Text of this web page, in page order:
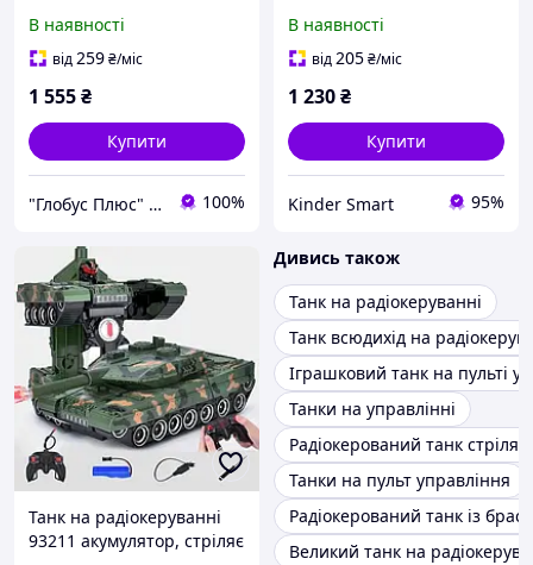
акумулятор, 9995
В наявності
від259₴/міс
1 555₴
Купити
"Глобус Плюс" інтернет-магазин 100%
В наявності
від205₴/міс
1 230₴
Купити
Kinder Smart 95%
Танк на радіокеруванні
93211 акумулятор, стріляє
Дивись також
Танк на радіокеруванні
Танк всюдихід на
Іграшковий танк на пульті
Танки на управлінні
Радіокерований танк стріляє
Танки на пульт управління
Радіокерований танк із
Великий танк на